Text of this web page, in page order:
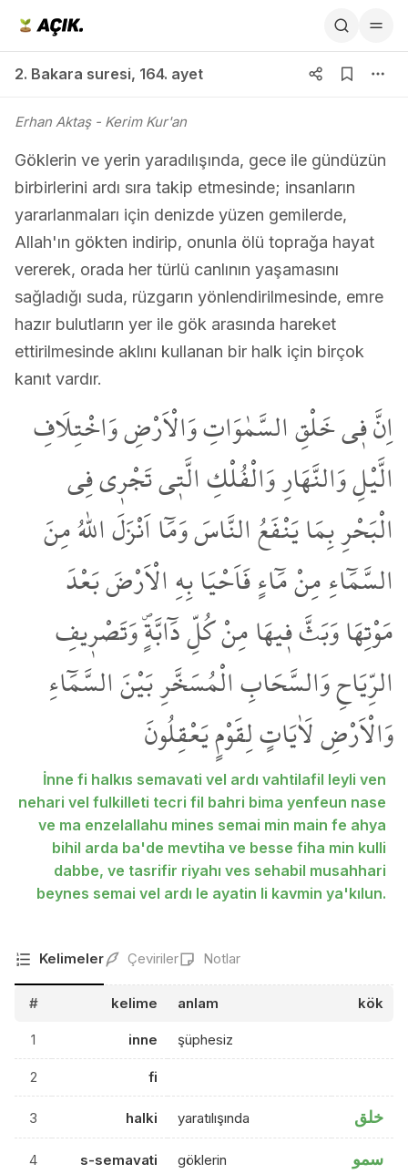
2. Bakara suresi, 164. ayet
Erhan Aktaş- Kerim Kur'an
Göklerin ve yerin yaradılışında, gece ile gündüzün
birbirlerini ardı sıra takip etmesinde; insanların
yararlanmaları için denizde yüzen gemilerde,
Allah'ın gökten indirip, onunla ölü toprağa hayat
vererek, orada her türlü canlının yaşamasını
sağladığı suda, rüzgarın yönlendirilmesinde, emre
hazır bulutların yer ile gök arasında hareket
ettirilmesinde aklını kullanan bir halk için birçok
kanıt vardır.
اِنَّ ف۪ي خَلْقِ السَّمٰوَاتِ وَالْاَرْضِ وَاخْتِلَافِ
الَّيْلِ وَالنَّهَارِ وَالْفُلْكِ الَّت۪ي تَجْر۪ي فِي
الْبَحْرِ بِمَا يَنْفَعُ النَّاسَ وَمَٓا اَنْزَلَ اللّٰهُ مِنَ
السَّمَٓاءِ مِنْ مَٓاءٍ فَاَحْيَا بِهِ الْاَرْضَ بَعْدَ
مَوْتِهَا وَبَثَّ ف۪يهَا مِنْ كُلِّ دَٓابَّةٍۖ وَتَصْر۪يفِ
الرِّيَاحِ وَالسَّحَابِ الْمُسَخَّرِ بَيْنَ السَّمَٓاءِ
وَالْاَرْضِ لَاٰيَاتٍ لِقَوْمٍ يَعْقِلُونَ
İnne fi halkıs semavati vel ardı vahtilafil leyli ven
nehari vel fulkilleti tecri fil bahri bima yenfeun nase
ve ma enzelallahu mines semai min main fe ahya
bihil arda ba'de mevtiha ve besse fiha min kulli
dabbe, ve tasrifir riyahı ves sehabil musahhari
beynes semai vel ardı le ayatin li kavmin ya'kılun.
Kelimeler Çeviriler Notlar
# kelime anlam kök
1 inne şüphesiz
2 fi
3 halki yaratılışında خلق
4 s-semavati göklerin سمو